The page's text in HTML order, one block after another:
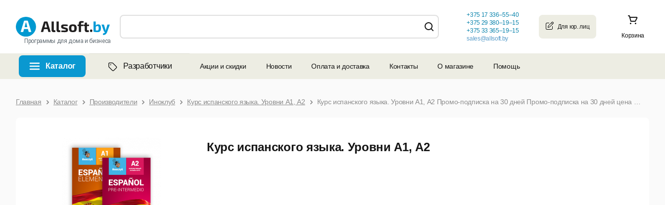
Программы для дома и бизнеса
Корзина
+375 17 336–55–40
+375 29 380–19–15
+375 33 365–19–15
sales@allsoft.by
Каталог Разработчики Акции и скидки Новости Оплата и доставка Контакты О магазине Помощь
Главная Каталог Производители Иноклуб Курс испанского языка. Уровни А1, А2
Курс испанского языка. Уровни А1, А2